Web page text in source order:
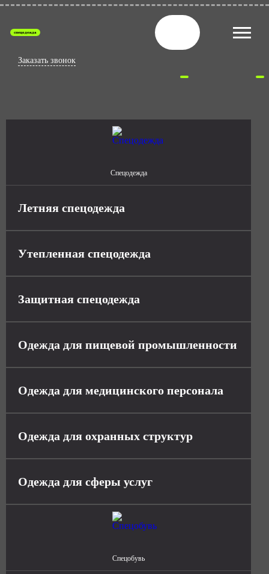
спецодежда
Заказать звонок
Спецодежда
Летняя спецодежда
Утепленная спецодежда
Защитная спецодежда
Одежда для пищевой промышленности
Одежда для медицинского персонала
Одежда для охранных структур
Одежда для сферы услуг
Спецобувь